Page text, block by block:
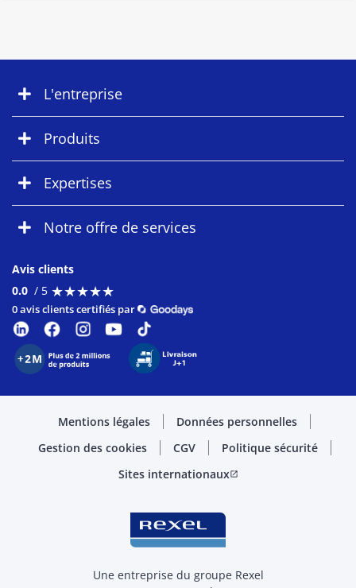
L'entreprise
Produits
Expertises
Notre offre de services
Avis clients
0.0 / 5 ★★★★★
★★★★★
0 avis clients certifiés par
Mentions légales
Données personnelles
Gestion des cookies
CGV
Politique sécurité
Sites internationauxopen_in_new
Une entreprise du groupe Rexel